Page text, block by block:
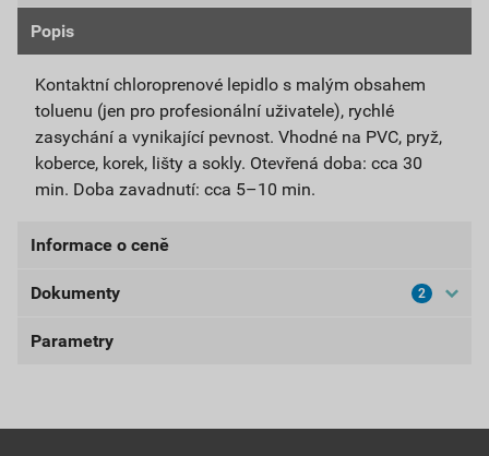
Popis
Kontaktní chloroprenové lepidlo s malým obsahem
toluenu (jen pro profesionální uživatele), rychlé
zasychání a vynikající pevnost. Vhodné na PVC, pryž,
koberce, korek, lišty a sokly. Otevřená doba: cca 30
min. Doba zavadnutí: cca 5–10 min.
Upozorňujeme, že tento výrobek je možné prodat
UPOZORNĚNÍ: Určeno pouze pro profesionální
uživatele.
Informace o ceně
Aktuální prodejní cena po slevě 10% z ceníkové ceny
161,10 Kč
poskytnutím slevy
Dokumenty 2
Bezpečnostní listy
Parametry